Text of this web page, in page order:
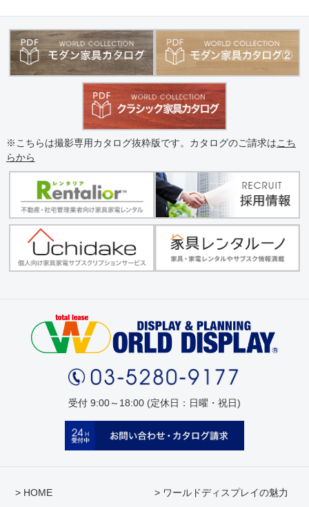
※こちらは撮影専用カタログ抜粋版です。カタログのご請求はこち
らから
受付 9:00～18:00 (定休日：日曜・祝日)
> HOME > ワールドディスプレイの魅力